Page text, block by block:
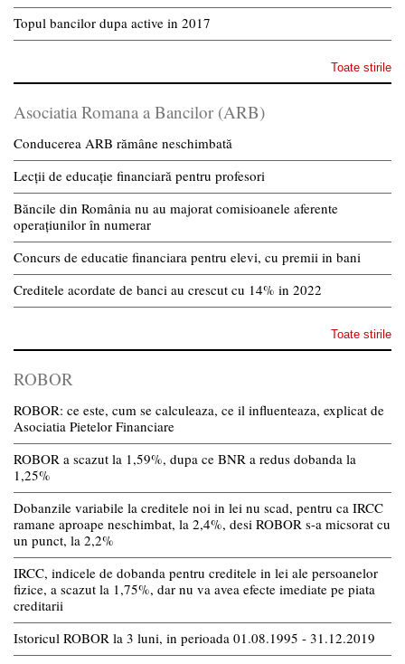
Topul bancilor dupa active in 2017
Toate stirile
Asociatia Romana a Bancilor (ARB)
Conducerea ARB rămâne neschimbată
Lecții de educație financiară pentru profesori
Băncile din România nu au majorat comisioanele aferente
operațiunilor în numerar
Concurs de educatie financiara pentru elevi, cu premii in bani
Creditele acordate de banci au crescut cu 14% in 2022
Toate stirile
ROBOR
ROBOR: ce este, cum se calculeaza, ce il influenteaza, explicat de
Asociatia Pietelor Financiare
ROBOR a scazut la 1,59%, dupa ce BNR a redus dobanda la
1,25%
Dobanzile variabile la creditele noi in lei nu scad, pentru ca IRCC
ramane aproape neschimbat, la 2,4%, desi ROBOR s-a micsorat cu
un punct, la 2,2%
IRCC, indicele de dobanda pentru creditele in lei ale persoanelor
fizice, a scazut la 1,75%, dar nu va avea efecte imediate pe piata
creditarii
Istoricul ROBOR la 3 luni, in perioada 01.08.1995 - 31.12.2019